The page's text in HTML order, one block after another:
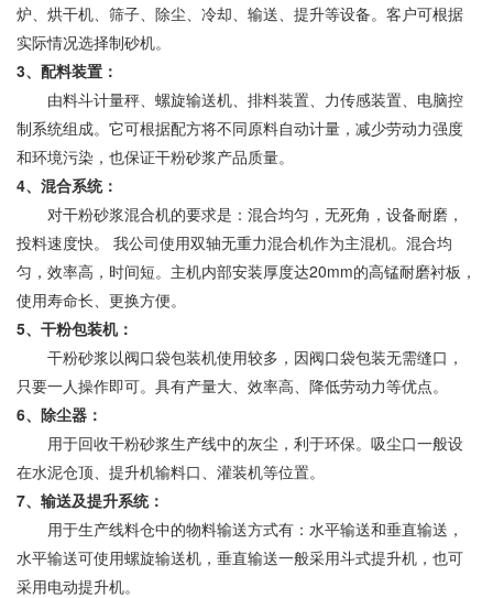
炉、烘干机、筛子、除尘、冷却、输送、提升等设备。客户可根据
实际情况选择制砂机。
3、配料装置：
由料斗计量秤、螺旋输送机、排料装置、力传感装置、电脑控
制系统组成。它可根据配方将不同原料自动计量，减少劳动力强度
和环境污染，也保证干粉砂浆产品质量。
4、混合系统：
对干粉砂浆混合机的要求是：混合均匀，无死角，设备耐磨，
投料速度快。 我公司使用双轴无重力混合机作为主混机。混合均
匀，效率高，时间短。主机内部安装厚度达20mm的高锰耐磨衬板，
使用寿命长、更换方便。
5、干粉包装机：
干粉砂浆以阀口袋包装机使用较多，因阀口袋包装无需缝口，
只要一人操作即可。具有产量大、效率高、降低劳动力等优点。
6、除尘器：
用于回收干粉砂浆生产线中的灰尘，利于环保。吸尘口一般设
在水泥仓顶、提升机输料口、灌装机等位置。
7、输送及提升系统：
用于生产线料仓中的物料输送方式有：水平输送和垂直输送，
水平输送可使用螺旋输送机，垂直输送一般采用斗式提升机，也可
采用电动提升机。